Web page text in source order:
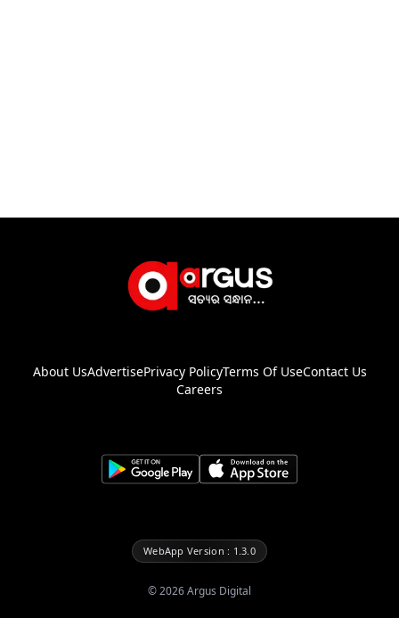
About UsAdvertisePrivacy PolicyTerms Of UseContact Us
Careers
WebApp Version : 1.3.0
©2026Argus Digital